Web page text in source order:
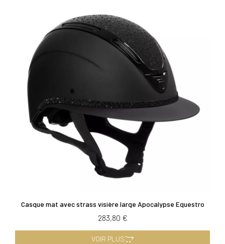
Casque mat avec strass visière large Apocalypse Equestro
283,80 €
VOIR PLUS